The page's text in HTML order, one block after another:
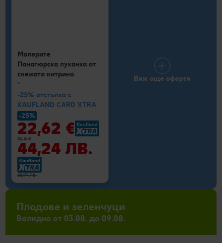
Молерите
Панагюрска луканка от
свежата витрина
кг
-25% отстъпка с
KAUFLAND CARD XTRA
-25%
22,62 €
30,16 €
44,24 ЛВ.
58,99 ЛВ.
Виж още оферти
Плодове и зеленчуци
Валидно от 03.08. до 09.08.